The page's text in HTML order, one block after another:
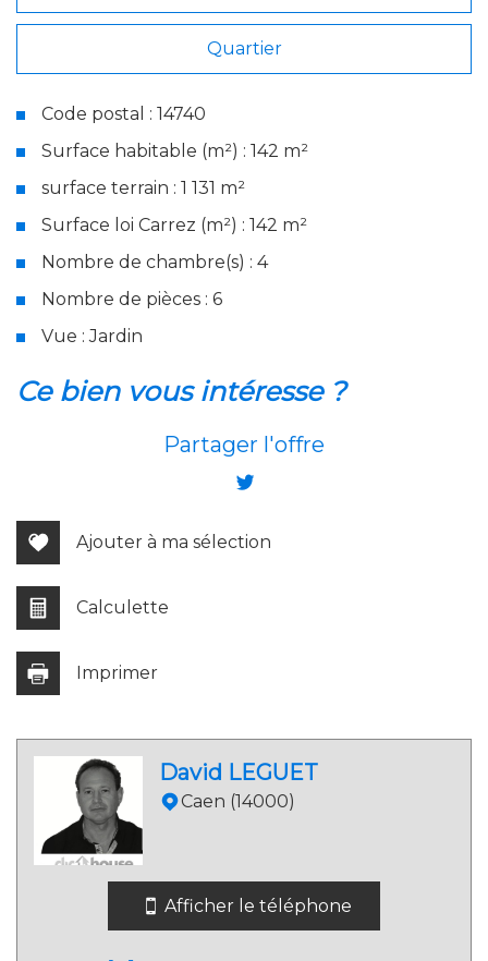
Quartier
Code postal : 14740
Surface habitable (m²) : 142 m²
surface terrain : 1 131 m²
Surface loi Carrez (m²) : 142 m²
Nombre de chambre(s) : 4
Nombre de pièces : 6
Vue : Jardin
la ville de thue et mue (14740)
École maternelle
École primaire
Bibliothèque
Bureau de poste
ce bien vous intéresse ?
Partager l'offre
Ajouter à ma sélection
Calculette
Imprimer
David LEGUET
Caen (14000)
Afficher le téléphone